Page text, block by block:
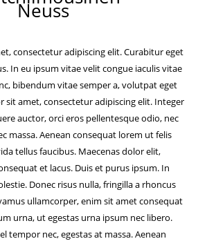
Neuss
consectetur adipiscing elit. Curabitur eget
In eu ipsum vitae velit congue iaculis vitae
bibendum vitae semper a, volutpat eget
sit amet, consectetur adipiscing elit. Integer
auctor, orci eros pellentesque odio, nec
massa. Aenean consequat lorem ut felis
tellus faucibus. Maecenas dolor elit,
et lacus. Duis et purus ipsum. In
Donec risus nulla, fringilla a rhoncus
ullamcorper, enim sit amet consequat
urna, ut egestas urna ipsum nec libero.
tempor nec, egestas at massa. Aenean